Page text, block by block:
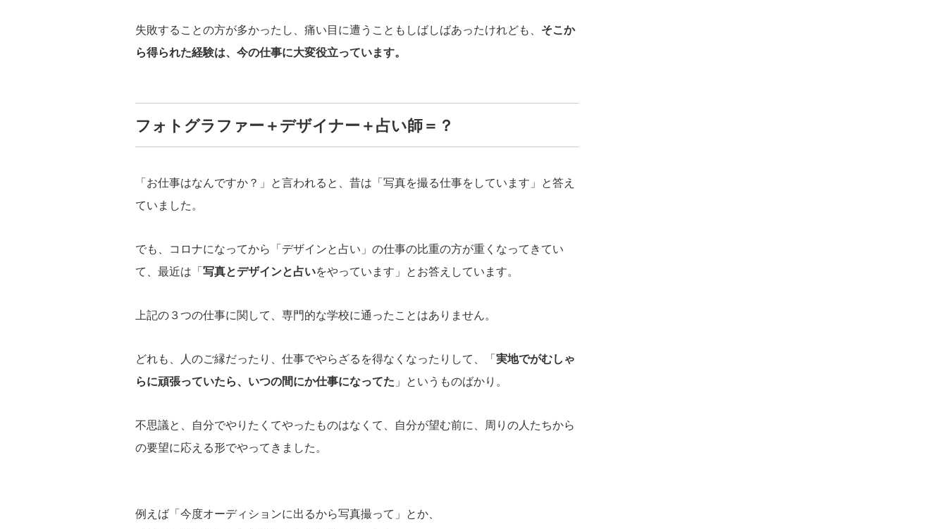
失敗することの方が多かったし、痛い目に遭うこともしばしばあったけれども、 そこか
ら得られた経験は、今の仕事に大変役立っています。
フォトグラファー＋デザイナー＋占い師＝？
「お仕事はなんですか？」と言われると、昔は「写真を撮る仕事をしています」と答え
ていました。
でも、コロナになってから「デザインと占い」の仕事の比重の方が重くなってきてい
て、最近は「 写真とデザインと占いをやっています」とお答えしています。
上記の３つの仕事に関して、専門的な学校に通ったことはありません。
どれも、人のご縁だったり、仕事でやらざるを得なくなったりして、「 実地でがむしゃ
らに頑張っていたら、いつの間にか仕事になってた 」というものばかり。
不思議と、自分でやりたくてやったものはなくて、自分が望む前に、周りの人たちから
の要望に応える形でやってきました。
例えば「今度オーディションに出るから写真撮って」とか、